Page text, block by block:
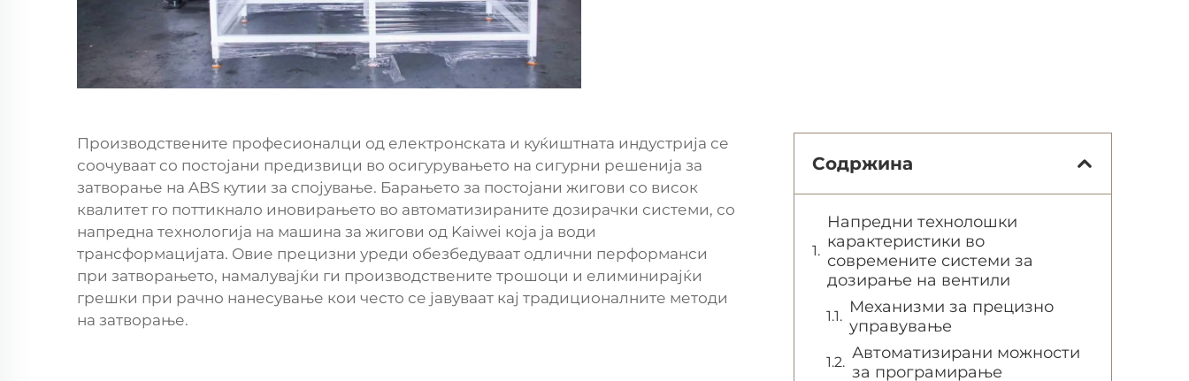
Производствените професионалци од електронската и куќиштната индустрија се
соочуваат со постојани предизвици во осигурувањето на сигурни решенија за
затворање на ABS кутии за спојување. Барањето за постојани жигови со висок
квалитет го поттикнало иновирањето во автоматизираните дозирачки системи, со
напредна технологија на машина за жигови од Kaiwei која ја води
трансформацијата. Овие прецизни уреди обезбедуваат одлични перформанси
при затворањето, намалувајќи ги производствените трошоци и елиминирајќи
грешки при рачно нанесување кои често се јавуваат кај традиционалните методи
на затворање.
Содржина
Напредни технолошки
карактеристики во
современите системи за
дозирање на вентили
Механизми за прецизно
управување
Автоматизирани можности
за програмирање